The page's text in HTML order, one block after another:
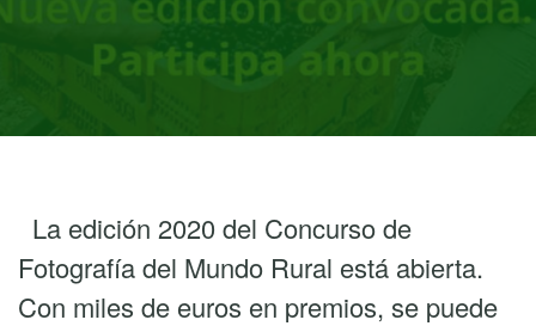
La edición 2020 del Concurso de
Fotografía del Mundo Rural está abierta.
Con miles de euros en premios, se puede